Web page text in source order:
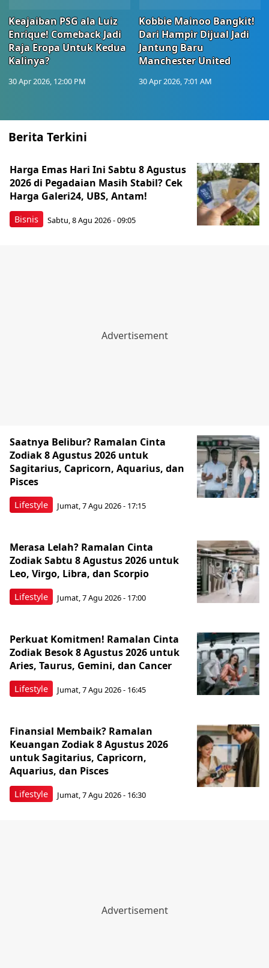
Keajaiban PSG ala Luiz
Enrique! Comeback Jadi
Raja Eropa Untuk Kedua
Kalinya?
30 Apr 2026, 12:00 PM
Kobbie Mainoo Bangkit!
Dari Hampir Dijual Jadi
Jantung Baru
Manchester United
30 Apr 2026, 7:01 AM
Berita Terkini
Bisnis
Harga Emas Hari Ini Sabtu 8 Agustus
2026 di Pegadaian Masih Stabil? Cek
Harga Galeri24, UBS, Antam!
Sabtu, 8 Agu 2026 - 09:05
Lifestyle
Saatnya Belibur? Ramalan Cinta
Zodiak 8 Agustus 2026 untuk
Sagitarius, Capricorn, Aquarius, dan
Pisces
Jumat, 7 Agu 2026 - 17:15
Lifestyle
Merasa Lelah? Ramalan Cinta
Zodiak Sabtu 8 Agustus 2026 untuk
Leo, Virgo, Libra, dan Scorpio
Jumat, 7 Agu 2026 - 17:00
Lifestyle
Perkuat Komitmen! Ramalan Cinta
Zodiak Besok 8 Agustus 2026 untuk
Aries, Taurus, Gemini, dan Cancer
Jumat, 7 Agu 2026 - 16:45
Lifestyle
Finansial Membaik? Ramalan
Keuangan Zodiak 8 Agustus 2026
untuk Sagitarius, Capricorn,
Aquarius, dan Pisces
Jumat, 7 Agu 2026 - 16:30